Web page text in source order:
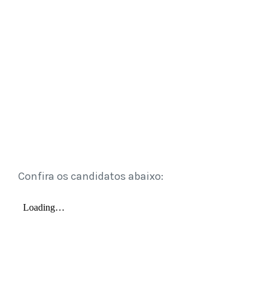
Confira os candidatos abaixo: